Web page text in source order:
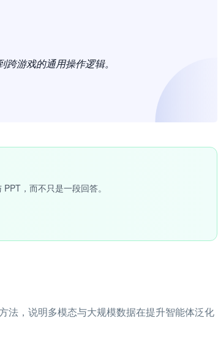
游戏的通用操作逻辑。
，而不只是一段回答。
法，说明多模态与大规模数据在提升智能体泛化